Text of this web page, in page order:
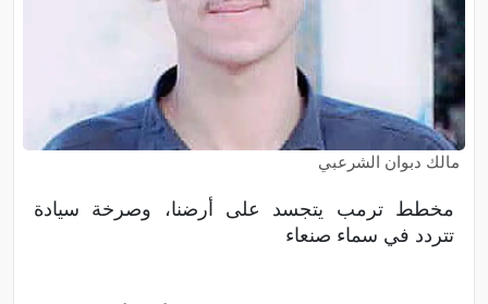
مالك دبوان الشرعبي
مخطط ترمب يتجسد على أرضنا، وصرخة سيادة
تتردد في سماء صنعاء